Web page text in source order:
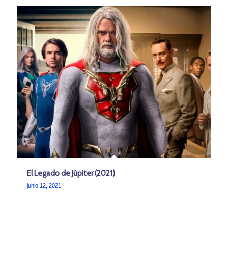
El Legado de Júpiter (2021)
junio 12, 2021